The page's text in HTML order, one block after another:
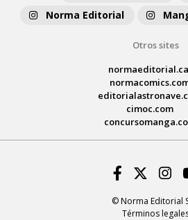
Norma Editorial
Otros sites
cimoc.com
© Norma Editorial
Términos
Facebook